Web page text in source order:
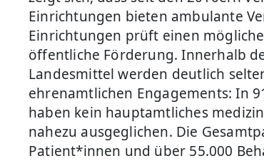
Einrichtungen bieten ambulante
Einrichtungen prüft einen
öffentliche Förderung. Innerhalb
Landesmittel werden deutlich
ehrenamtlichen Engagements: In
haben kein hauptamtliches
nahezu ausgeglichen. Die
Patient*innen und über 55.000